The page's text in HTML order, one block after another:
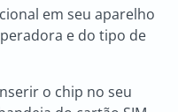
em seu aparelho
e do tipo de
o chip no seu